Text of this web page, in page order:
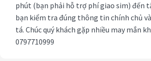
phút (bạn phải hỗ trợ phí giao sim) đến
bạn kiểm tra đúng thông tin chính chủ
tá. Chúc quý khách gặp nhiều may mắn
0797710999